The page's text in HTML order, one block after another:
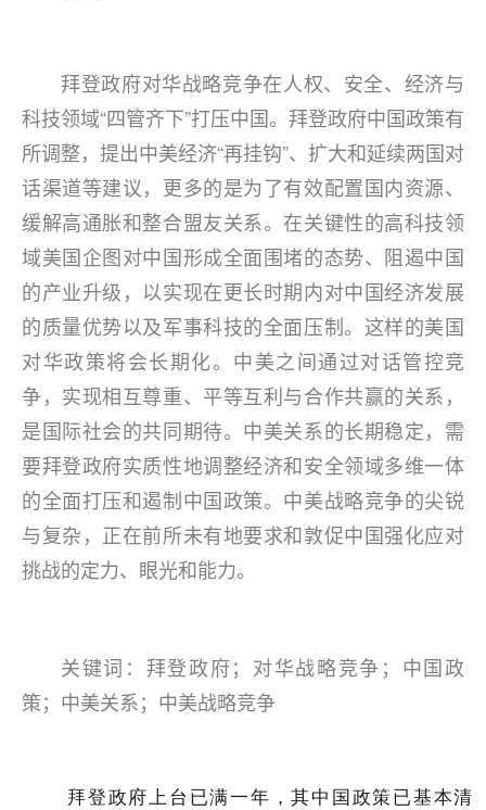
拜登政府对华战略竞争在人权、安全、经济与
科技领域“四管齐下”打压中国。拜登政府中国政策有
所调整，提出中美经济“再挂钩”、扩大和延续两国对
话渠道等建议，更多的是为了有效配置国内资源、
缓解高通胀和整合盟友关系。在关键性的高科技领
域美国企图对中国形成全面围堵的态势、阻遏中国
的产业升级，以实现在更长时期内对中国经济发展
的质量优势以及军事科技的全面压制。这样的美国
对华政策将会长期化。中美之间通过对话管控竞
争，实现相互尊重、平等互利与合作共赢的关系，
是国际社会的共同期待。中美关系的长期稳定，需
要拜登政府实质性地调整经济和安全领域多维一体
的全面打压和遏制中国政策。中美战略竞争的尖锐
与复杂，正在前所未有地要求和敦促中国强化应对
挑战的定力、眼光和能力。
关键词：拜登政府；对华战略竞争；中国政
策；中美关系；中美战略竞争
拜登政府上台已满一年，其中国政策已基本清